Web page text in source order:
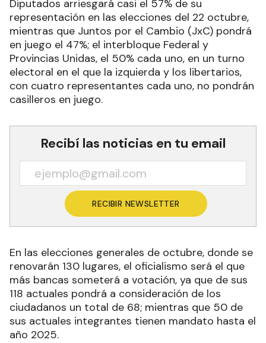
Diputados arriesgará casi el 57% de su
representación en las elecciones del 22 octubre,
mientras que Juntos por el Cambio (JxC) pondrá
en juego el 47%; el interbloque Federal y
Provincias Unidas, el 50% cada uno, en un turno
electoral en el que la izquierda y los libertarios,
con cuatro representantes cada uno, no pondrán
casilleros en juego.
Recibí las noticias en tu email
RECIBIR NEWSLETTER
En las elecciones generales de octubre, donde se
renovarán 130 lugares, el oficialismo será el que
más bancas someterá a votación, ya que de sus
118 actuales pondrá a consideración de los
ciudadanos un total de 68; mientras que 50 de
sus actuales integrantes tienen mandato hasta el
año 2025.